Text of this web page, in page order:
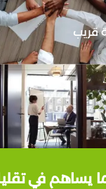
قريب
يساهم في